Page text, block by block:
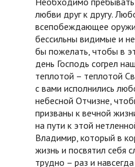
любви друг к другу.
всепобеждающее
бессильны видимые и
бы пожелать, чтобы в
день Господь согрел
теплотой – теплотой
с вами исполнились
небесной Отчизне,
призваны к вечной
на пути к этой
Владимир, который в
жизнь и посвятил себя
трудно – раз и